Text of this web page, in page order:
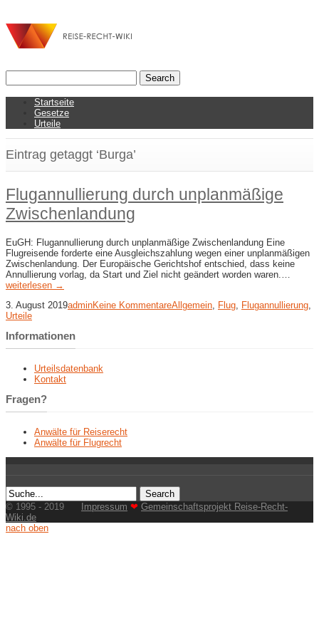
Startseite
Gesetze
Urteile
Eintrag getaggt ‘Burga’
Flugannullierung durch unplanmäßige
Zwischenlandung
EuGH: Flugannullierung durch unplanmäßige Zwischenlandung Eine
Flugreisende forderte eine Ausgleichszahlung wegen einer unplanmäßigen
Zwischenlandung. Der Europäische Gerichtshof entschied, dass keine
Annullierung vorlag, da Start und Ziel nicht geändert worden waren.…
weiterlesen →
3. August 2019adminKeine KommentareAllgemein, Flug, Flugannullierung,
Urteile
Informationen
Urteilsdatenbank
Kontakt
Fragen?
Anwälte für Reiserecht
Anwälte für Flugrecht
© 1995 - 2019 Impressum ❤ Gemeinschaftsprojekt Reise-Recht-
Wiki.de
nach oben